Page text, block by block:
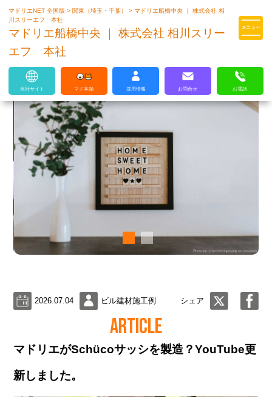
マドリエはLIXILの厳しい基準を
マドリエNET 全国版> 関東（埼玉・千葉）>マドリエ船橋中央 ｜ 株式会社 相
川スリーエフ 本社
マドリエ船橋中央 ｜ 株式会社 相川スリー
エフ 本社
自社サイト マド本舗 採用情報 お問合せ お電話
2026.07.04 ビル建材施工例 シェア
ARTICLE
マドリエがSchücoサッシを製造？YouTube更
新しました。